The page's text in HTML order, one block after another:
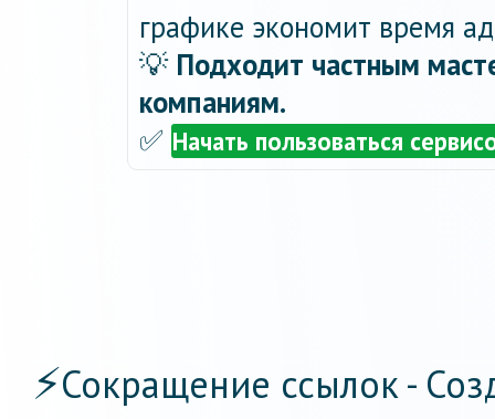
графике экономит время
💡 Подходит частным
компаниям.
✅ Начать пользоваться
⚡Сокращение ссылок -